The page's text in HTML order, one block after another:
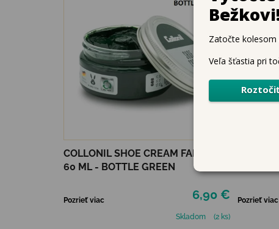
COLLONIL SHOE CREAM FAREBNÝ
60 ML - BOTTLE GREEN
6,90 €
Pozrieť viac
Skladom
(2 ks)
Pozrieť viac